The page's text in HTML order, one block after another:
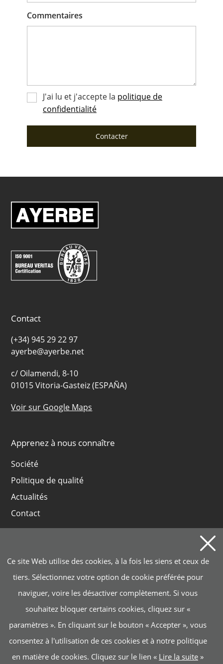
Commentaires
J'ai lu et j'accepte la politique de
confidentialité
Contacter
Contact
(+34) 945 29 22 97
ayerbe@ayerbe.net
c/ Oilamendi, 8-10
01015 Vitoria-Gasteiz (ESPAÑA)
Voir sur Google Maps
Apprenez à nous connaître
Société
Politique de qualité
Actualités
Contact
GROUPES ÉLECTROGÈNES ET SOUDEUSES
BATTERIE INSTAGRID ONE
MOTOPOMPES, ÉLECTROPOMPES, NETTOYEURS
VAPEURS
MANUTENTION, LEVAGE
MACHINERIE DE CONSTRUCTION
INDUSTRIE, ÉCLAIRAGE, MACHINES DE JARDIN
Ce site Web utilise des cookies, à la fois les siens et ceux de
tiers. Sélectionnez votre option de cookie préférée pour
naviguer, voire les désactiver complètement. Si vous
souhaitez bloquer certains cookies, cliquez sur «
paramètres ». En cliquant sur le bouton « Accepter », vous
consentez à l'utilisation de ces cookies et à notre politique
en matière de cookies. Cliquez sur le lien « Lire la suite »